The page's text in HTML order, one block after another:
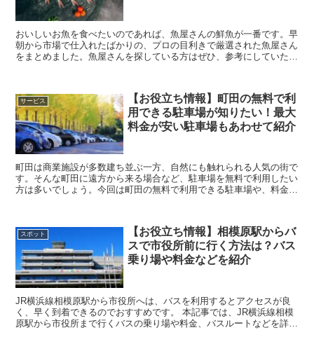
おいしいお魚を食べたいのであれば、魚屋さんの鮮魚が一番です。早
朝から市場で仕入れたばかりの、プロの目利きで厳選された魚屋さん
をまとめました。魚屋さんを探している方はぜひ、参考にしていただ
サービス
【お役立ち情報】町田の無料で利
用できる駐車場が知りたい！最大
料金が安い駐車場もあわせて紹介
町田は商業施設が多数建ち並ぶ一方、自然にも触れられる人気の街で
す。そんな町田に遠方から来る場合など、駐車場を無料で利用したい
方は多いでしょう。今回は町田の無料で利用できる駐車場や、料金が
スポット
【お役立ち情報】相模原駅からバ
スで市役所前に行く方法は？バス
乗り場や料金などを紹介
JR横浜線相模原駅から市役所へは、バスを利用するとアクセスが良
く、早く到着できるのでおすすめです。 本記事では、JR横浜線相模
原駅から市役所まで行くバスの乗り場や料金、バスルートなどを詳し